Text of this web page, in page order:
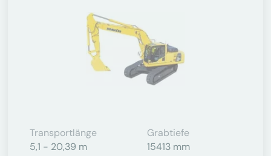
Transportlänge
5,1 - 20,39 m
Grabtiefe
15413 mm